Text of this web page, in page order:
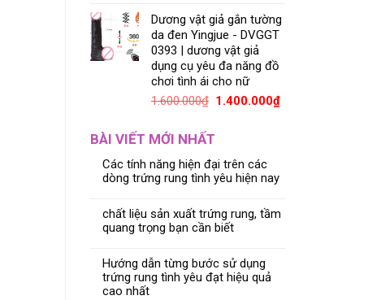
Dương vật giả gắn tường
da đen Yingjue - DVGGT
0393 | dương vật giả
dụng cụ yêu đa năng đồ
chơi tình ái cho nữ
1.600.000₫ 1.400.000₫
BÀI VIẾT MỚI NHẤT
Các tính năng hiện đại trên các
dòng trứng rung tình yêu hiện nay
chất liệu sản xuất trứng rung, tầm
quang trọng bạn cần biết
Hướng dẫn từng bước sử dụng
trứng rung tình yêu đạt hiệu quả
cao nhất